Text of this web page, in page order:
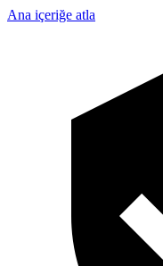
Ana içeriğe atla